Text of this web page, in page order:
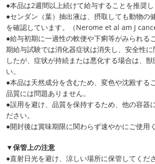
●本品は2週間以上続けて給与することを推奨し
●センダン（葉）抽出液は、摂取しても動物の
を確認しています。（Nerome et al am J
●給与初期に一過性の軟便や下痢等がみられる
期給与試験では消化器症状は消失し、安全性
したが、症状が持続または悪化する場合は、
い。
●本品は天然成分を含むため、変色や沈殿する
品質には問題ありません。
●誤用を避け、品質を保持するため、他の容器
ださい。
●開封後は賞味期限に関わらず速やかにご使用
▼保管上の注意
●直射日光を避け、涼しい場所に保管してくださ